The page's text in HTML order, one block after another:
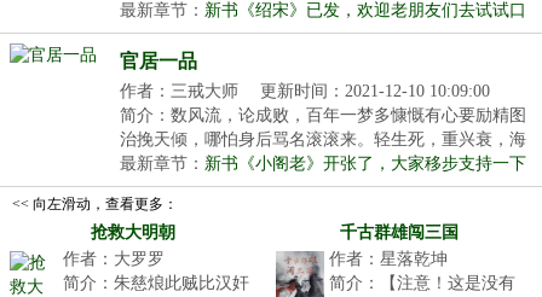
穿...
最新章节： 新书《绍宋》已发，欢迎老朋友们去试试口
味
官居一品
作者：三戒大师
更新时间：2021-12-10 10:09:00
简介：数风流，论成败，百年一梦多慷慨有心要励精图
治挽天倾，哪怕身后骂名滚滚来。轻生死，重兴衰，海
雨...
最新章节： 新书《小阁老》开张了，大家移步支持一下
啊！
<< 向左滑动，查看更多：
抢救大明朝
作者：大罗罗
简介：朱慈烺此贼比汉奸
千古群雄闯三国
作者：星落乾坤
简介：【注意！这是没有